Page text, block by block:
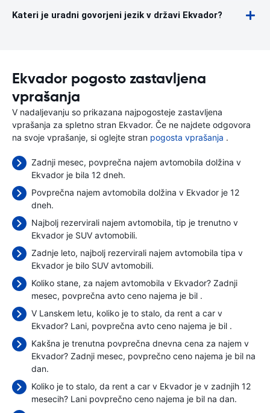
Kateri je uradni govorjeni jezik v državi Ekvador?
Ekvador pogosto zastavljena
vprašanja
V nadaljevanju so prikazana najpogosteje zastavljena
vprašanja za spletno stran Ekvador. Če ne najdete odgovora
na svoje vprašanje, si oglejte stran pogosta vprašanja .
Zadnji mesec, povprečna najem avtomobila dolžina v
Ekvador je bila 12 dneh.
Povprečna najem avtomobila dolžina v Ekvador je 12
dneh.
Najbolj rezervirali najem avtomobila, tip je trenutno v
Ekvador je SUV avtomobili.
Zadnje leto, najbolj rezervirali najem avtomobila tipa v
Ekvador je bilo SUV avtomobili.
Koliko stane, za najem avtomobila v Ekvador? Zadnji
mesec, povprečna avto ceno najema je bil .
V Lanskem letu, koliko je to stalo, da rent a car v
Ekvador? Lani, povprečna avto ceno najema je bil .
Kakšna je trenutna povprečna dnevna cena za najem v
Ekvador? Zadnji mesec, povprečno ceno najema je bil na
dan.
Koliko je to stalo, da rent a car v Ekvador je v zadnjih 12
mesecih? Lani povprečno ceno najema je bil na dan.